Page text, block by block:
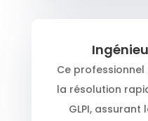
Ce
la résolution
GLPI,